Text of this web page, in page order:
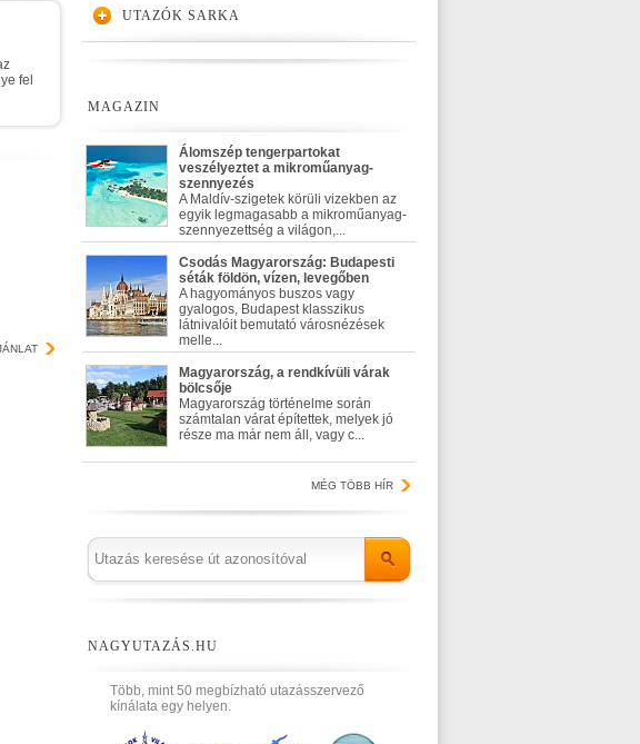
fel
UTAZÓK SARKA
MAGAZIN
Álomszép tengerpartokat
veszélyeztet a mikroműanyag-
szennyezés
A Maldív-szigetek körüli vizekben az
egyik legmagasabb a mikroműanyag-
szennyezettség a világon,...
Csodás Magyarország: Budapesti
séták földön, vízen, levegőben
A hagyományos buszos vagy
gyalogos, Budapest klasszikus
látnivalóit bemutató városnézések
melle...
Magyarország, a rendkívüli várak
bölcsője
Magyarország történelme során
számtalan várat építettek, melyek jó
része ma már nem áll, vagy c...
MÉG TÖBB HÍR
NAGYUTAZÁS.HU
Több, mint 50 megbízható utazásszervező
kínálata egy helyen.